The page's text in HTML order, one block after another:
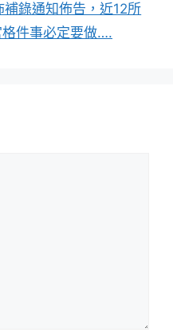
錄通知佈告，近12所
件事必定要做….